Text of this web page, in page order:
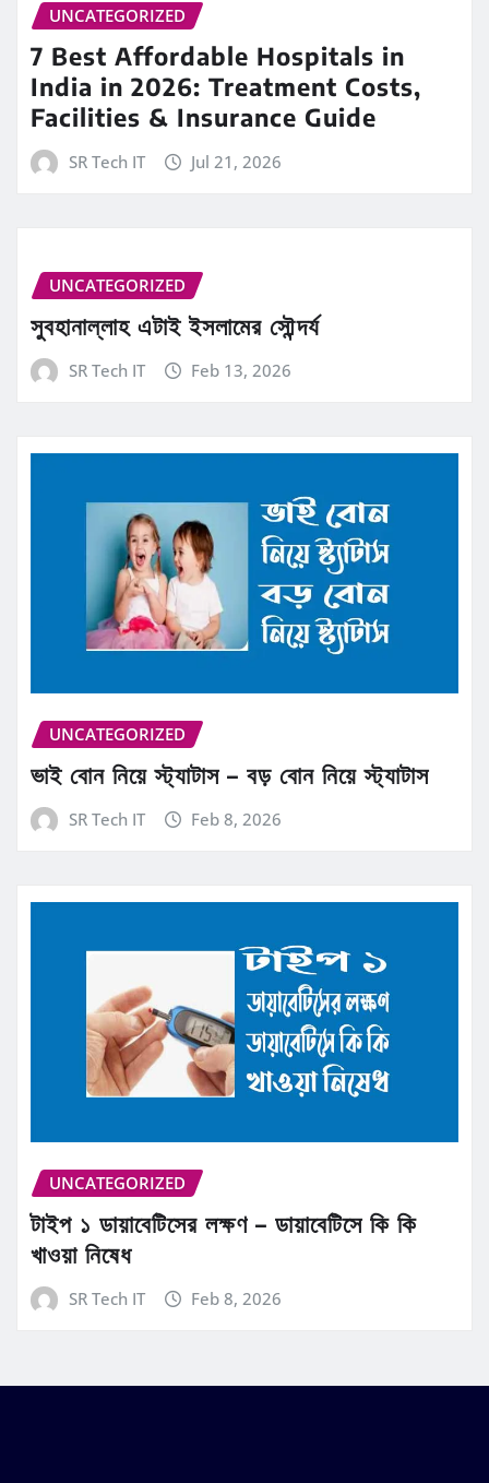
UNCATEGORIZED
7 Best Affordable Hospitals in
India in 2026: Treatment Costs,
Facilities & Insurance Guide
SR Tech IT Jul 21, 2026
UNCATEGORIZED
সুবহানাল্লাহ এটাই ইসলামের সৌন্দর্য
SR Tech IT Feb 13, 2026
UNCATEGORIZED
ভাই বোন নিয়ে স্ট্যাটাস – বড় বোন নিয়ে স্ট্যাটাস
SR Tech IT Feb 8, 2026
UNCATEGORIZED
টাইপ ১ ডায়াবেটিসের লক্ষণ – ডায়াবেটিসে কি কি
খাওয়া নিষেধ
SR Tech IT Feb 8, 2026